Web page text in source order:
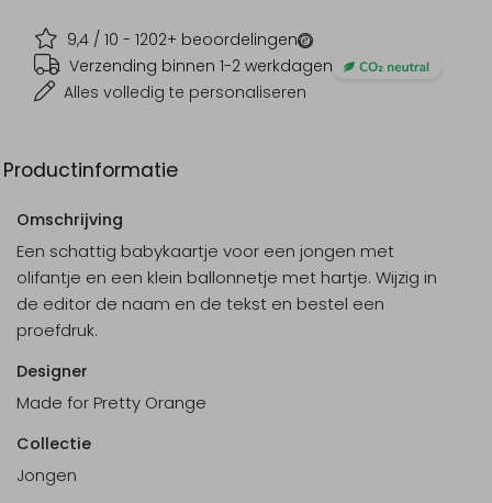
9,4 / 10 - 1202+ beoordelingen
Verzending binnen 1-2 werkdagen
Alles volledig te personaliseren
Productinformatie
Omschrijving
Een schattig babykaartje voor een jongen met
olifantje en een klein ballonnetje met hartje. Wijzig in
de editor de naam en de tekst en bestel een
proefdruk.
Designer
Made for Pretty Orange
Collectie
Jongen